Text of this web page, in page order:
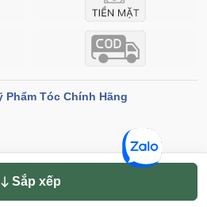
Sắp xếp
Phẩm Tóc Chính Hãng
quyền.